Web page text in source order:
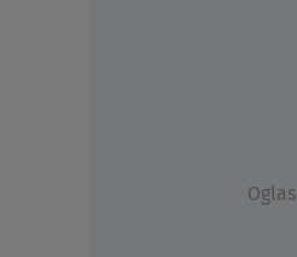
Oglas